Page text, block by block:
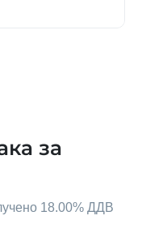
за
18.00% ДДВ